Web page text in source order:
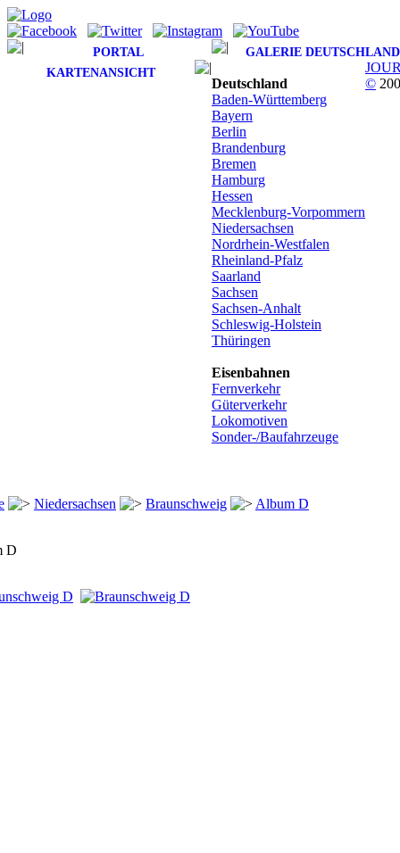
PORTAL
GALERIE DEUTSCHLAND
KARTENANSICHT
Deutschland
Baden-Württemberg
Bayern
Berlin
Brandenburg
Bremen
Hamburg
Hessen
Mecklenburg-Vorpommern
Niedersachsen
Nordrhein-Westfalen
Rheinland-Pfalz
Saarland
Sachsen
Sachsen-Anhalt
Schleswig-Holstein
Thüringen
Eisenbahnen
Fernverkehr
Güterverkehr
Lokomotiven
Sonder-/Baufahrzeuge
Niedersachsen Braunschweig Album D
D
©